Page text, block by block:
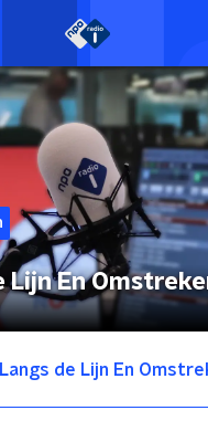
Lijn En
Langs de Lijn En